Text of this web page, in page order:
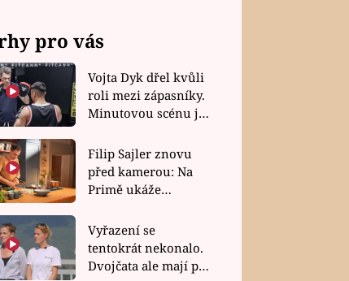
pro vás
Vojta Dyk dřel kvůli
roli mezi zápasníky.
Minutovou scénu jel
Filip Sajler znovu
před kamerou: Na
Primě ukáže
rychlé recepty
Vyřazení se
tentokrát nekonalo.
Dvojčata ale mají po